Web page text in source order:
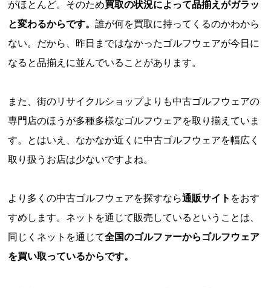
がほとんど。そのため買取の状況によって品揃えがガラッ
と変わるからです。誰が何を買取に持ってくるのかわから
ない。だから、昨日まではなかったゴルフウェアが今日に
なると品揃えに並んでいることがあります。
また、街のリサイクルショップよりも中古ゴルフウェアの
専門店のほうが多種多様なゴルフウェアを取り揃えていま
す。とはいえ、なかなか近くに中古ゴルフウェアを幅広く
取り扱うお店は少ないですよね。
より多くの中古ゴルフウェアを探すなら通販サイト をおす
すめします。ネットを通じて販売しているということは、
同じくネットを通じて全国のゴルファーからゴルフウェア
を買い取っているからです。